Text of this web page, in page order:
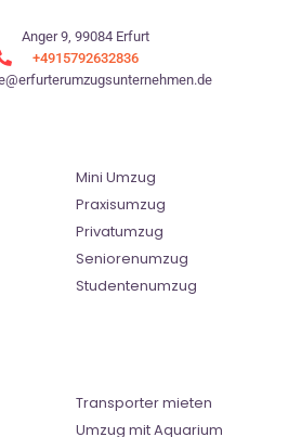
Anger 9, 99084 Erfurt
+4915792632836
Mini Umzug
Praxisumzug
Privatumzug
Seniorenumzug
Studentenumzug
Transporter mieten
Umzug mit Aquarium